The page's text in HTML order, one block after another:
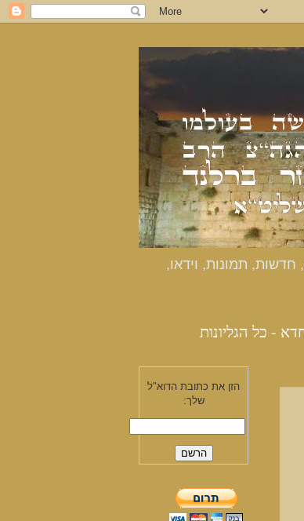
מהנעשה בעולמו של הרב אליעזר ברלנד שליט"א - דיווחים שוטפים 24 שעות, חדשות, תמונות, וידאו,
- כל הגליונות
הזן את כתובת הדוא"ל
שלך: